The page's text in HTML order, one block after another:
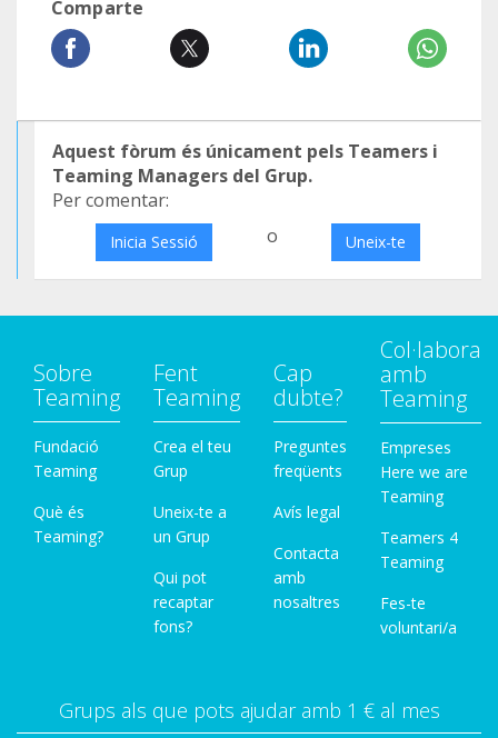
Comparte
Aquest fòrum és únicament pels Teamers i
Teaming Managers del Grup.
Per comentar:
Inicia Sessió o Uneix-te
Sobre
Teaming
Fundació
Teaming
Què és
Teaming?
Fent
Teaming
Crea el teu
Grup
Uneix-te a
un Grup
Qui pot
recaptar
fons?
Cap
dubte?
Preguntes
freqüents
Avís legal
Contacta
amb
nosaltres
Col·labora
amb
Teaming
Empreses
Here we are
Teaming
Teamers 4
Teaming
Fes-te
voluntari/a
Grups als que pots ajudar amb 1 € al mes